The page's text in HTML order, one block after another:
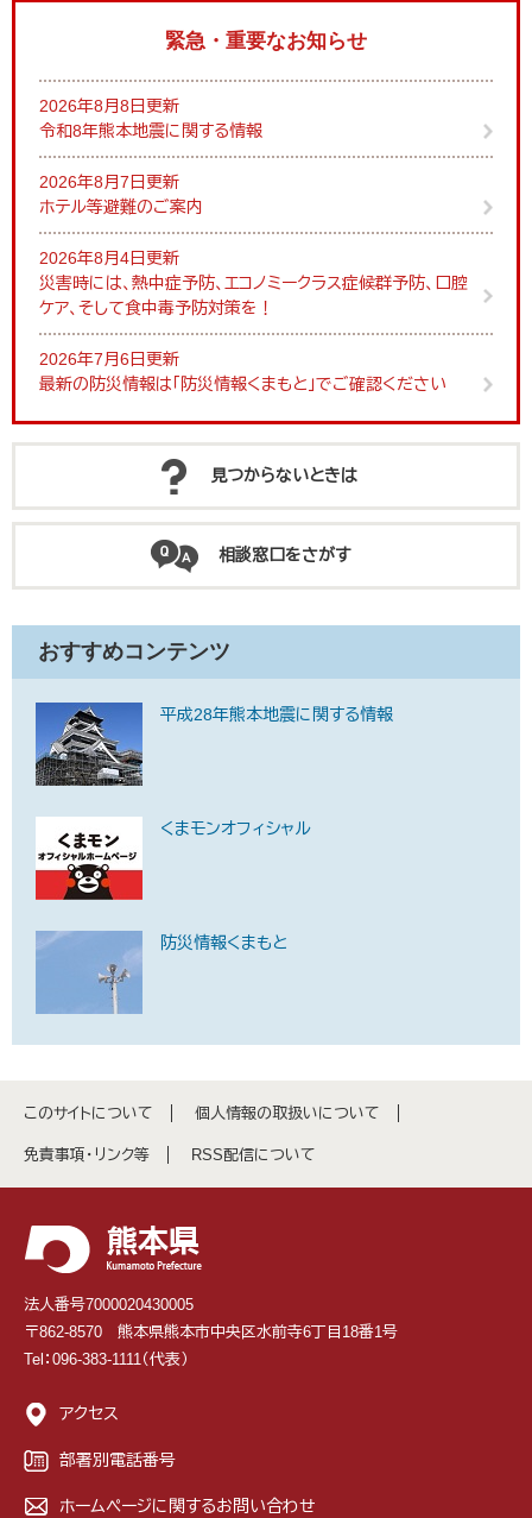
緊急・重要なお知らせ
2026年8月8日更新
令和8年熊本地震に関する情報
2026年8月7日更新
ホテル等避難のご案内
2026年8月4日更新
災害時には、熱中症予防、エコノミークラス症候群予防、口腔
ケア、そして食中毒予防対策を！
2026年7月6日更新
最新の防災情報は「防災情報くまもと」でご確認ください
見つからないときは
相談窓口をさがす
おすすめコンテンツ
平成28年熊本地震に関する情報
くまモンオフィシャル
防災情報くまもと
このサイトについて 個人情報の取扱いについて
免責事項・リンク等 RSS配信について
法人番号7000020430005
〒862-8570 熊本県熊本市中央区水前寺6丁目18番1号
Tel：096-383-1111（代表）
アクセス
部署別電話番号
ホームページに関するお問い合わせ